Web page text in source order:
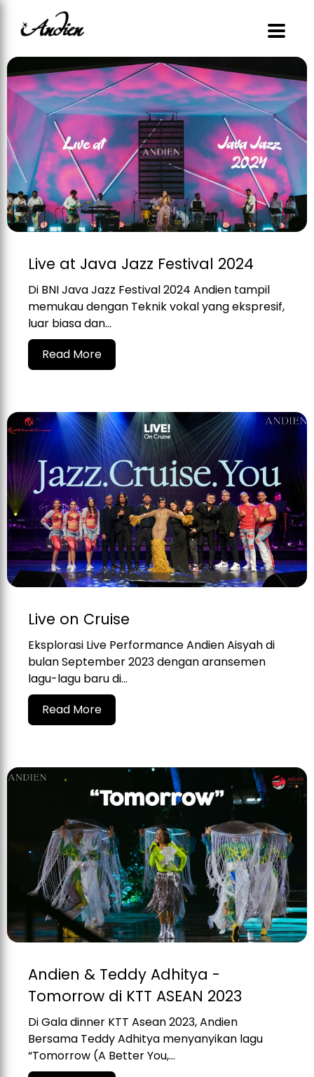
Live at Java Jazz Festival 2024
Di BNI Java Jazz Festival 2024 Andien tampil
memukau dengan Teknik vokal yang ekspresif,
luar biasa dan...
Read More
Live on Cruise
Eksplorasi Live Performance Andien Aisyah di
bulan September 2023 dengan aransemen
lagu-lagu baru di...
Read More
Andien & Teddy Adhitya -
Tomorrow di KTT ASEAN 2023
Di Gala dinner KTT Asean 2023, Andien
Bersama Teddy Adhitya menyanyikan lagu
“Tomorrow (A Better You,...